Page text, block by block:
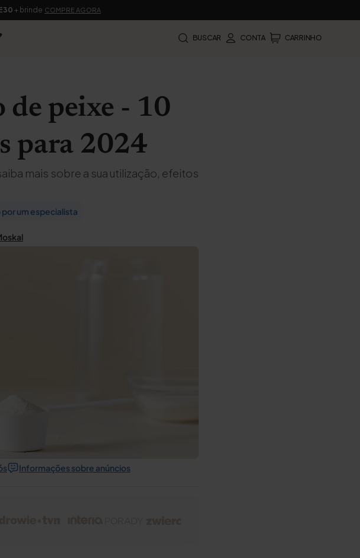
+ brinde COMPRE AGORA
BUSCAR CONTA CARRINHO
de peixe - 10
para 2024
mais sobre a sua utilização, efeitos
um especialista
Informações sobre anúncios